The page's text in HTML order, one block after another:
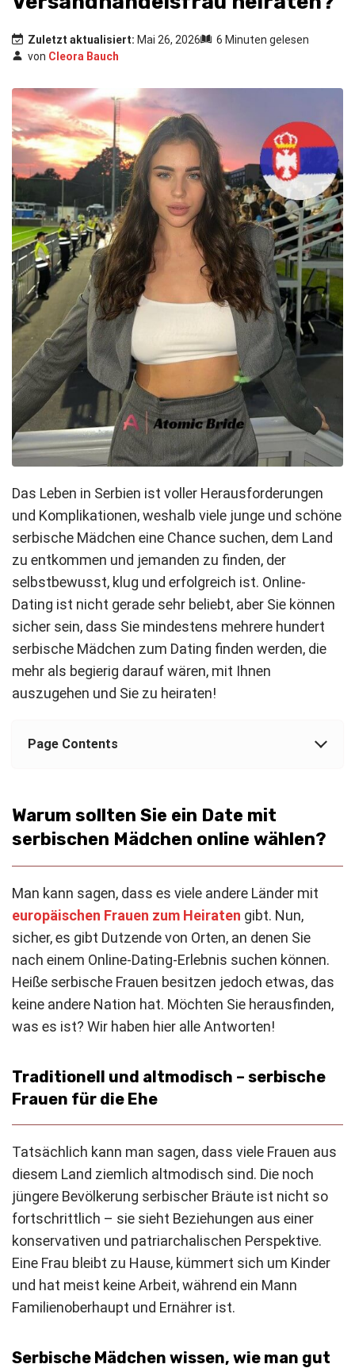
Zuletzt aktualisiert: Mai 26, 2026
6 Minuten gelesen
von Cleora Bauch
Das Leben in Serbien ist voller Herausforderungen
und Komplikationen, weshalb viele junge und schöne
serbische Mädchen eine Chance suchen, dem Land
zu entkommen und jemanden zu finden, der
selbstbewusst, klug und erfolgreich ist. Online-
Dating ist nicht gerade sehr beliebt, aber Sie können
sicher sein, dass Sie mindestens mehrere hundert
serbische Mädchen zum Dating finden werden, die
mehr als begierig darauf wären, mit Ihnen
auszugehen und Sie zu heiraten!
Page Contents
Warum sollten Sie ein Date mit
serbischen Mädchen online wählen?
Man kann sagen, dass es viele andere Länder mit
europäischen Frauen zum Heiraten gibt. Nun,
sicher, es gibt Dutzende von Orten, an denen Sie
nach einem Online-Dating-Erlebnis suchen können.
Heiße serbische Frauen besitzen jedoch etwas, das
keine andere Nation hat. Möchten Sie herausfinden,
was es ist? Wir haben hier alle Antworten!
Traditionell und altmodisch – serbische
Frauen für die Ehe
Tatsächlich kann man sagen, dass viele Frauen aus
diesem Land ziemlich altmodisch sind. Die noch
jüngere Bevölkerung serbischer Bräute ist nicht so
fortschrittlich – sie sieht Beziehungen aus einer
konservativen und patriarchalischen Perspektive.
Eine Frau bleibt zu Hause, kümmert sich um Kinder
und hat meist keine Arbeit, während ein Mann
Familienoberhaupt und Ernährer ist.
Serbische Mädchen wissen, wie man gut